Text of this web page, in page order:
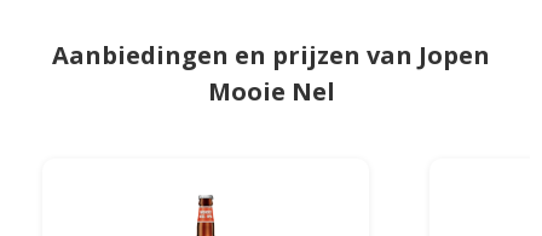
Aanbiedingen en prijzen van Jopen
Mooie Nel